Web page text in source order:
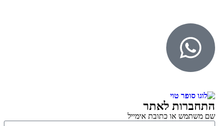
התחברות לאתר
שם משתמש או כתובת אימייל